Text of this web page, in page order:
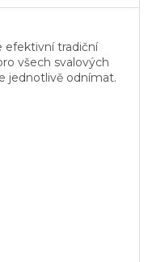
efektivní tradiční
všech svalových
jednotlivě odnímat.